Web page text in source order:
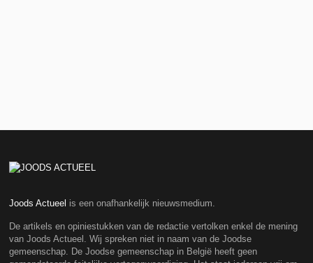
Joods Actueel is een onafhankelijk nieuwsmedium.
De artikels en opiniestukken van de redactie vertolken enkel de mening
van Joods Actueel. Wij spreken niet in naam van de Joodse
gemeenschap. De Joodse gemeenschap in België heeft geen